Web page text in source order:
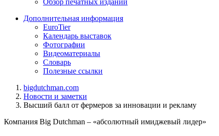
Обзор печатных изданий
Дополнительная информация
EuroTier
Календарь выставок
Фотографии
Видеоматериалы
Словарь
Полезные ссылки
bigdutchman.com
Новости и заметки
Высший балл от фермеров за инновации и рекламу
Компания Big Dutchman – «абсолютный имиджевый лидер»